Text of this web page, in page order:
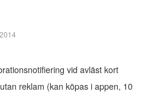
vid avläst kort
reklam (kan köpas i appen, 10